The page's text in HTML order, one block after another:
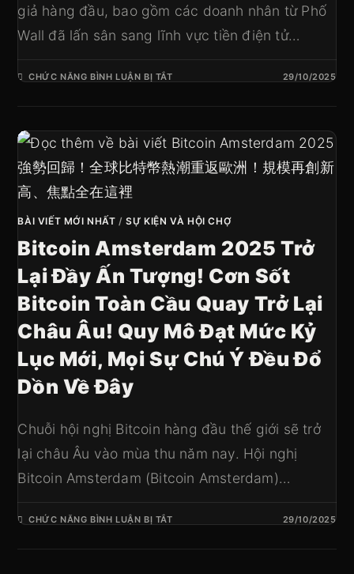
giả hàng đầu, bao gồm các doanh nhân từ Phố
Wall đã lấn sân sang lĩnh vực tiền điện tử…
CHỨC NĂNG BÌNH LUẬN BỊ TẮT 29/10/2025
BÀI VIẾT MỚI NHẤT /SỰ KIỆN VÀ HỘI CHỢ
Bitcoin Amsterdam 2025 Trở
Lại Đầy Ấn Tượng! Cơn Sốt
Bitcoin Toàn Cầu Quay Trở Lại
Châu Âu! Quy Mô Đạt Mức Kỷ
Lục Mới, Mọi Sự Chú Ý Đều Đổ
Dồn Về Đây
Chuỗi hội nghị Bitcoin hàng đầu thế giới sẽ trở
lại châu Âu vào mùa thu năm nay. Hội nghị
Bitcoin Amsterdam (Bitcoin Amsterdam)…
CHỨC NĂNG BÌNH LUẬN BỊ TẮT 29/10/2025